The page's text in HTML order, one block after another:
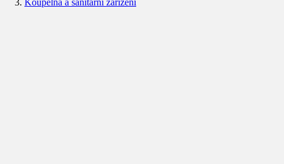
Koupelna a sanitární zařízení